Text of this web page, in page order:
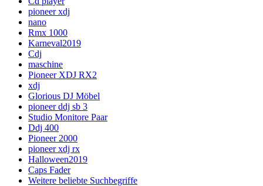
pioneer xdj
nano
Rmx 1000
Karneval2019
Cdj
maschine
Pioneer XDJ RX2
xdj
Glorious DJ Möbel
pioneer ddj sb 3
Studio Monitore Paar
Ddj 400
Pioneer 2000
pioneer xdj rx
Halloween2019
Caps Fader
Weitere beliebte Suchbegriffe